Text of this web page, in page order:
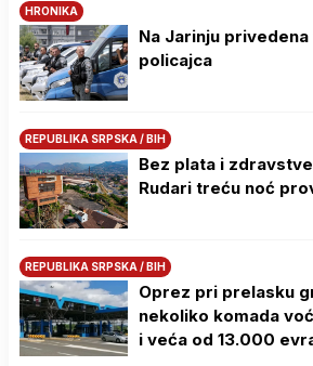
HRONIKA
Na Јarinju
policajca
REPUBLIKA SRPSKA / BIH
Bez plata i
Rudari treću noć
REPUBLIKA SRPSKA / BIH
Oprez pri prelasku
nekoliko komada
i veća od 13.000